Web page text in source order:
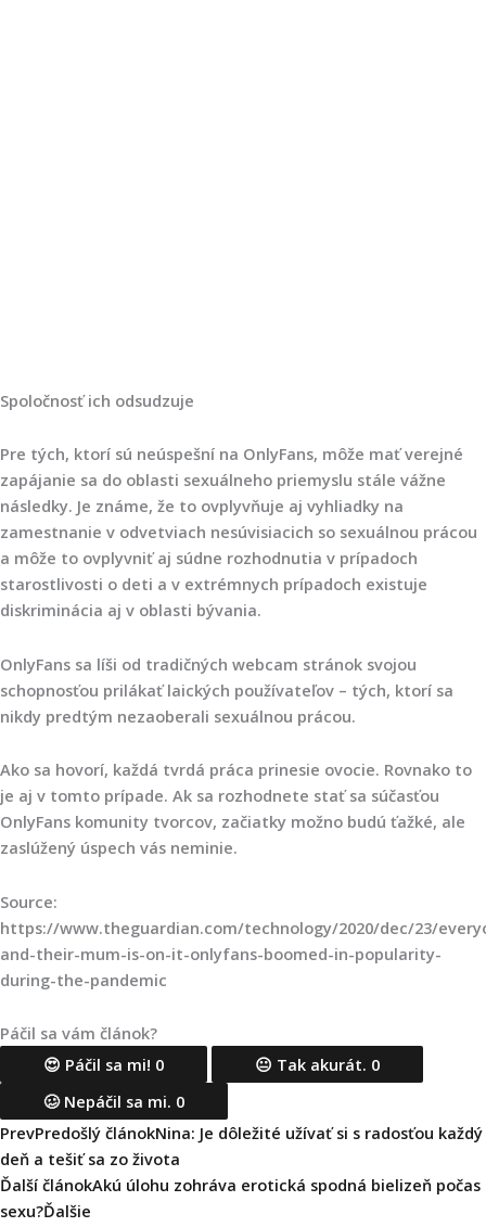
Spoločnosť ich odsudzuje
Pre tých, ktorí sú neúspešní na OnlyFans, môže mať verejné
zapájanie sa do oblasti sexuálneho priemyslu stále vážne
následky. Je známe, že to ovplyvňuje aj vyhliadky na
zamestnanie v odvetviach nesúvisiacich so sexuálnou prácou
a môže to ovplyvniť aj súdne rozhodnutia v prípadoch
starostlivosti o deti a v extrémnych prípadoch existuje
diskriminácia aj v oblasti bývania.
OnlyFans sa líši od tradičných webcam stránok svojou
schopnosťou prilákať laických používateľov – tých, ktorí sa
nikdy predtým nezaoberali sexuálnou prácou.
Ako sa hovorí, každá tvrdá práca prinesie ovocie. Rovnako to
je aj v tomto prípade. Ak sa rozhodnete stať sa súčasťou
OnlyFans komunity tvorcov, začiatky možno budú ťažké, ale
zaslúžený úspech vás neminie.
Source:
https://www.theguardian.com/technology/2020/dec/23/
and-their-mum-is-on-it-onlyfans-boomed-in-popularity-
during-the-pandemic
Páčil sa vám článok?
😍 Páčil sa mi! 0 😐 Tak akurát. 0
🥴 Nepáčil sa mi. 0
PrevPredošlý článokNina: Je dôležité užívať si s radosťou každý
deň a tešiť sa zo života
Ďalší článokAkú úlohu zohráva erotická spodná bielizeň počas
sexu?Ďalšie